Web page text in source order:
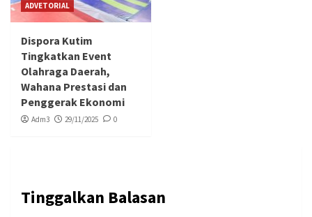
ADVETORIAL
Dispora Kutim
Tingkatkan Event
Olahraga Daerah,
Wahana Prestasi dan
Penggerak Ekonomi
Adm3 29/11/2025 0
Tinggalkan Balasan